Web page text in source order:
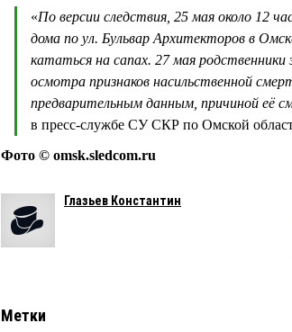
«По версии следствия, 25 мая около 12
дома по ул. Бульвар Архитекторов в
кататься на сапах. 27 мая родственники
осмотра признаков насильственной
предварительным данным, причиной её
в пресс-службе СУ СКР по Омской
Фото © omsk.sledcom.ru
Глазьев Константин
Метки